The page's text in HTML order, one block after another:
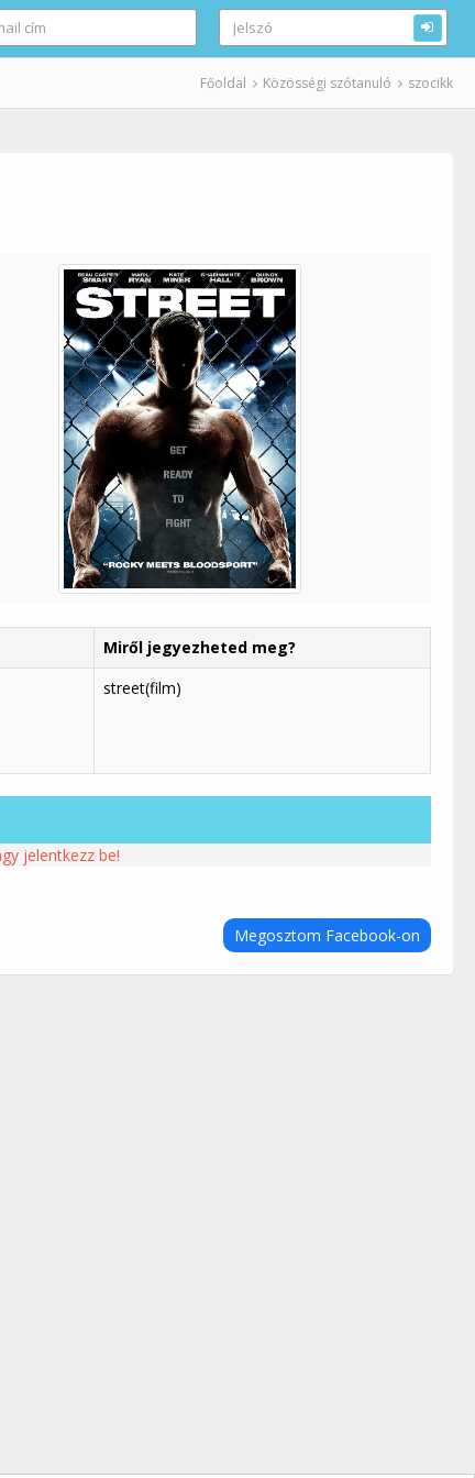
Főoldal Közösségi szótanuló szocikk
Miről jegyezheted meg?
street(film)
jelentkezz be!
Megosztom Facebook-on